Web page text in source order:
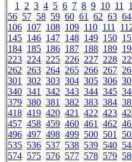
1 2 3 4 5 6 7 8 9 10 11
56 57 58 59 60 61 62 63 64
106 107 108 109 110 111
145 146 147 148 149 150
184 185 186 187 188 189
223 224 225 226 227 228
262 263 264 265 266 267
301 302 303 304 305 306
340 341 342 343 344 345
379 380 381 382 383 384
418 419 420 421 422 423
457 458 459 460 461 462
496 497 498 499 500 501
535 536 537 538 539 540
574 575 576 577 578 579